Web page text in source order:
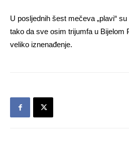
U posljednih šest mečeva „plavi“
tako da sve osim trijumfa u Bijelom
veliko iznenađenje.